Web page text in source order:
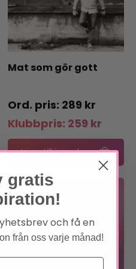
Mat som gör gott
289 kr
Klubbpris: 259 kr
Lägg till i varukorg
gratis
och få en
från oss varje månad!